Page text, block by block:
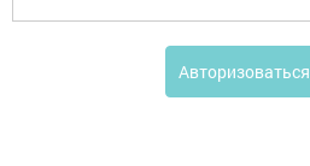
Авторизоваться